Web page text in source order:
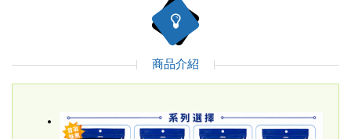
商品介紹